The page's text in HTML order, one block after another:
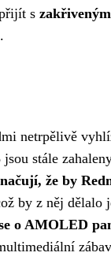
s
netrpělivě
stále
že by
by z něj dělalo
o AMOLED